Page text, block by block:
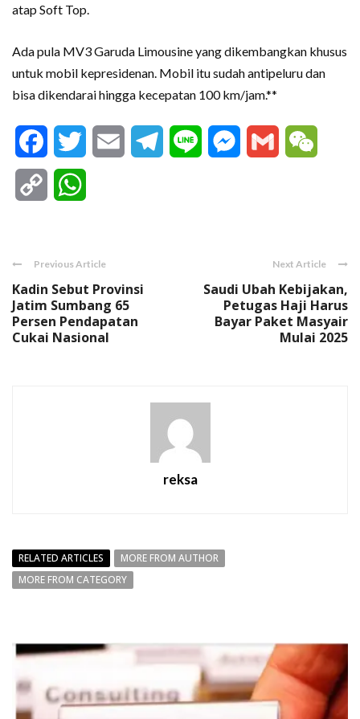
atap Soft Top.
Ada pula MV3 Garuda Limousine yang dikembangkan khusus
untuk mobil kepresidenan. Mobil itu sudah antipeluru dan
bisa dikendarai hingga kecepatan 100 km/jam.**
FacebookTwitter Email Telegram
Line Messenger
Gmail
Copy
Previous Article
Kadin Sebut Provinsi
Jatim Sumbang 65
Persen Pendapatan
Cukai Nasional
Next Article
Saudi Ubah Kebijakan,
Petugas Haji Harus
Bayar Paket Masyair
Mulai 2025
reksa
RELATED ARTICLES
MORE FROM AUTHOR
MORE FROM CATEGORY